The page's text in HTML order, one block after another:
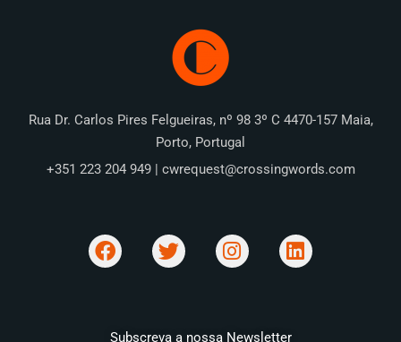
Rua Dr. Carlos Pires Felgueiras, nº 98 3º C 4470-157 Maia,
Porto, Portugal
+351 223 204 949 | cwrequest@crossingwords.com
Subscreva a nossa Newsletter